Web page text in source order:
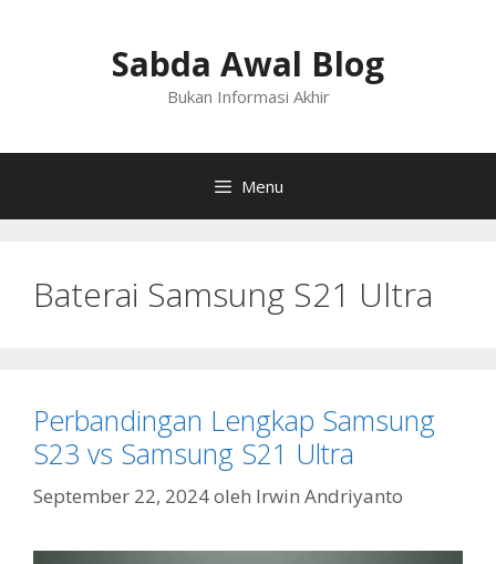
Sabda Awal Blog
Bukan Informasi Akhir
Menu
Baterai Samsung S21 Ultra
Perbandingan Lengkap Samsung
S23 vs Samsung S21 Ultra
September 22, 2024oleh Irwin Andriyanto